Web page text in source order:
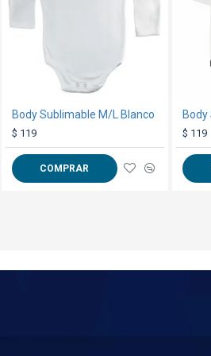
camiseta y pegarlo con
en centímetros**
Papel Transfer DTF Otter Pro A3 100H
$ 990
COMPRAR
Body Sublimable M/L Blanco
$ 119
COMPRAR
$ 119